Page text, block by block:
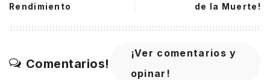
Rendimiento
de la Muerte!
Comentarios!
¡Ver comentarios y
opinar!